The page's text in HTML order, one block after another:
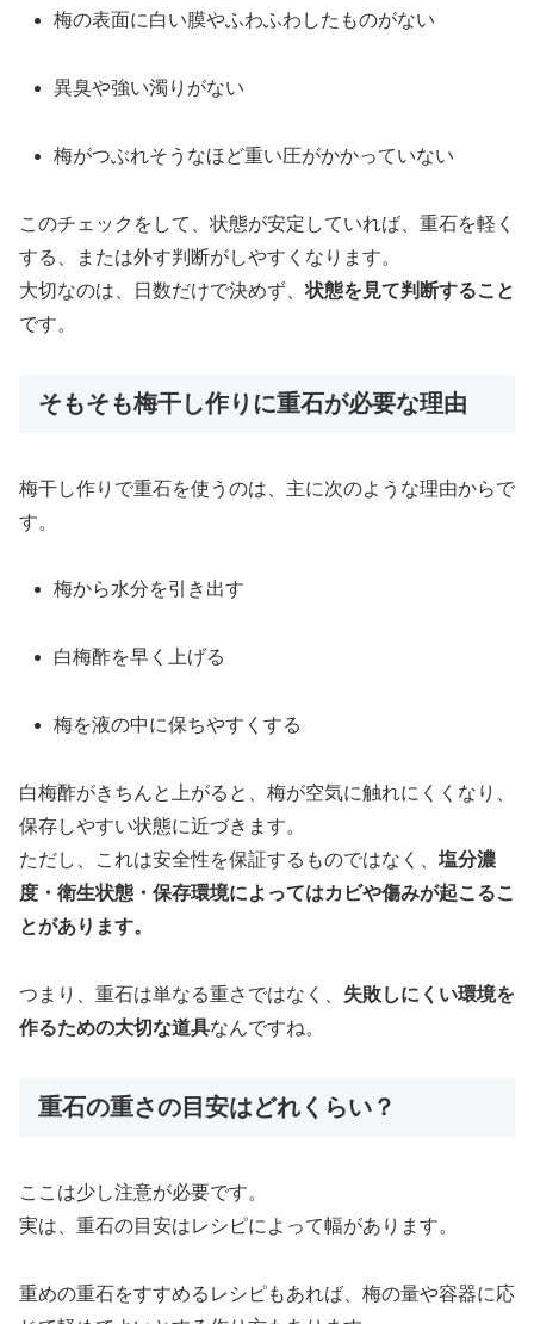
梅の表面に白い膜やふわふわしたものがない
異臭や強い濁りがない
梅がつぶれそうなほど重い圧がかかっていない
このチェックをして、状態が安定していれば、重石を軽く
する、または外す判断がしやすくなります。
大切なのは、日数だけで決めず、状態を見て判断すること
です。
そもそも梅干し作りに重石が必要な理由
梅干し作りで重石を使うのは、主に次のような理由からで
す。
梅から水分を引き出す
白梅酢を早く上げる
梅を液の中に保ちやすくする
白梅酢がきちんと上がると、梅が空気に触れにくくなり、
保存しやすい状態に近づきます。
ただし、これは安全性を保証するものではなく、 塩分濃
度・衛生状態・保存環境によってはカビや傷みが起こるこ
とがあります。
つまり、重石は単なる重さではなく、 失敗しにくい環境を
作るための大切な道具なんですね。
重石の重さの目安はどれくらい？
ここは少し注意が必要です。
実は、重石の目安はレシピによって幅があります。
重めの重石をすすめるレシピもあれば、梅の量や容器に応